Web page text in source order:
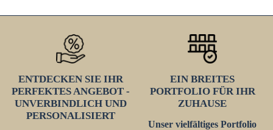
ENTDECKEN SIE IHR
PERFEKTES ANGEBOT -
UNVERBINDLICH UND
PERSONALISIERT
EIN BREITES
PORTFOLIO FÜR IHR
ZUHAUSE
Unser vielfältiges Portfolio